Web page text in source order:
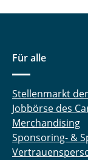
Für alle
Stellenmarkt
Jobbörse des
Merchandising
Sponsoring- &